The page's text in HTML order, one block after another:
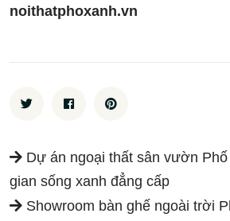
noithatphoxanh.vn
Dự án ngoại thất sân vườn
gian sống xanh đẳng cấp
Showroom bàn ghế ngoài trời